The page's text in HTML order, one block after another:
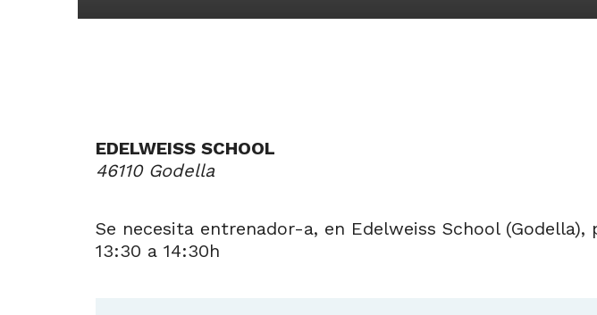
EDELWEISS SCHOOL
46110 Godella
Se necesita entrenador-a, en Edelweiss School
13:30 a 14:30h